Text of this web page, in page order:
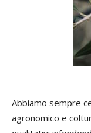
Abbiamo sempre
agronomico e